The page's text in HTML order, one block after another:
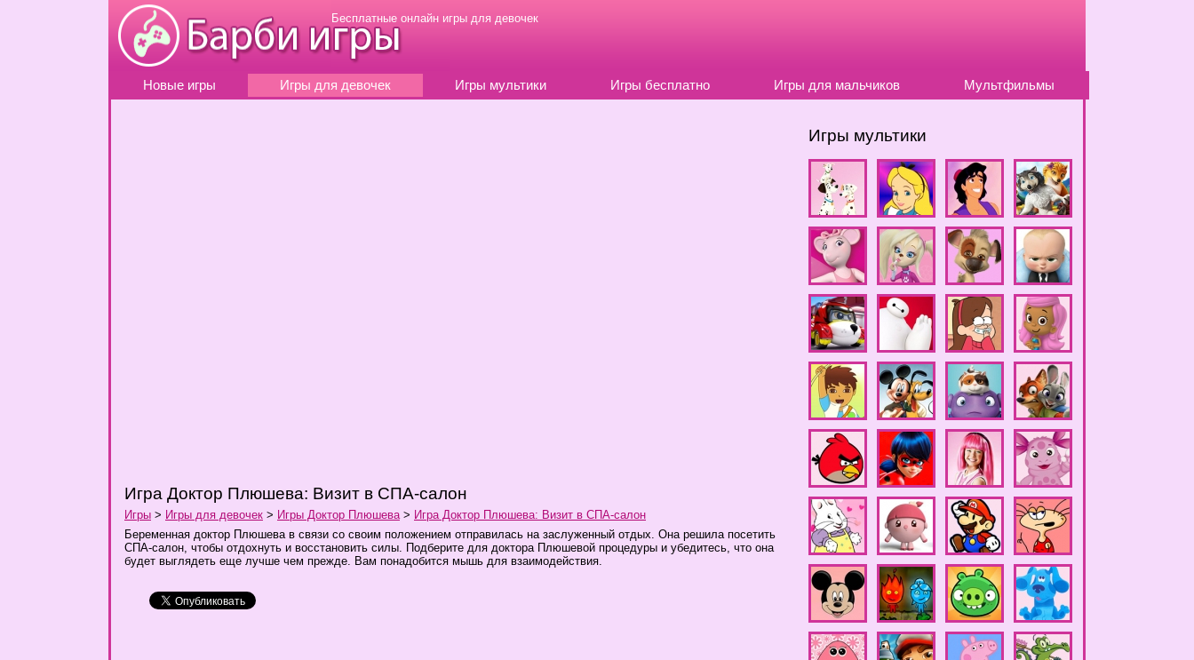
Бесплатные онлайн игры для девочек
Новые игры Игры для девочек Игры мультики Игры бесплатно Игры для мальчиков Мультфильмы
Игра Доктор Плюшева: Визит в СПА-салон
Игры > Игры для девочек > Игры Доктор Плюшева> Игра Доктор Плюшева: Визит в СПА-салон
Беременная доктор Плюшева в связи со своим положением отправилась на заслуженный отдых. Она решила посетить
СПА-салон, чтобы отдохнуть и восстановить силы. Подберите для доктора Плюшевой процедуры и убедитесь, что она
будет выглядеть еще лучше чем прежде. Вам понадобится мышь для взаимодействия.
Игры мультики